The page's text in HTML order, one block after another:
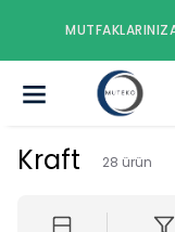
Kraft 28 ürün